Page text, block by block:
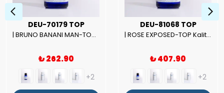
DEU-70179 TOP
| BRUNO BANANI MAN-TOP Kalite Erkek Parfüm Esansı.|
₺ 262.90
+2
DEU-81068 TOP
| ROSE EXPOSED-TOP Kalite Unısex Parfüm Esansı.|
₺ 407.90
+2